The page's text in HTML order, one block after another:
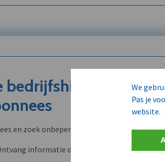
We
Pas je
website.
bedrijfshistoriek is
en zoek onbeperkt in onze archieven
informatie over leads, klanten,